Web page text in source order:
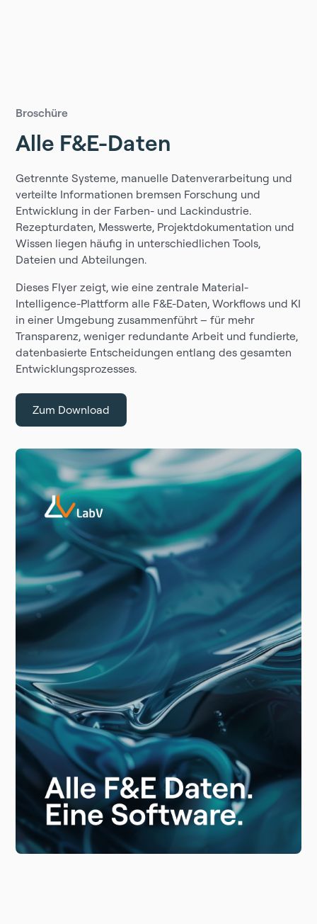
Broschüre
Alle F&E-Daten
Getrennte Systeme, manuelle Datenverarbeitung und
verteilte Informationen bremsen Forschung und
Entwicklung in der Farben- und Lackindustrie.
Rezepturdaten, Messwerte, Projektdokumentation und
Wissen liegen häufig in unterschiedlichen Tools,
Dateien und Abteilungen.
Dieses Flyer zeigt, wie eine zentrale Material-
Intelligence-Plattform alle F&E-Daten, Workflows und KI
in einer Umgebung zusammenführt – für mehr
Transparenz, weniger redundante Arbeit und fundierte,
datenbasierte Entscheidungen entlang des gesamten
Entwicklungsprozesses.
Zum Download